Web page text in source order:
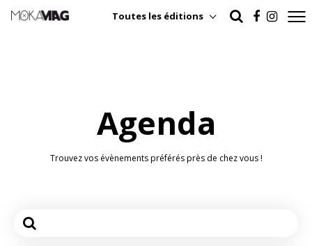
Toutes les éditions
Agenda
Trouvez vos évènements préférés près de chez vous !